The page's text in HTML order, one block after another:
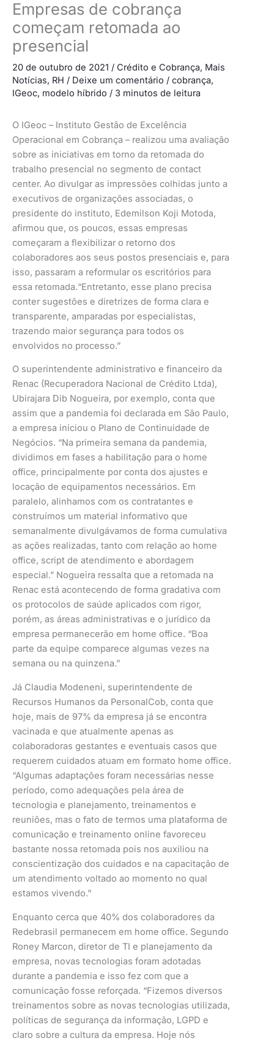
Empresas de cobrança
começam retomada ao
presencial
20 de outubro de 2021 / Crédito e Cobrança, Mais
Notícias, RH / Deixe um comentário / cobrança,
IGeoc, modelo híbrido / 3 minutos de leitura
O IGeoc – Instituto Gestão de Excelência
Operacional em Cobrança – realizou uma avaliação
sobre as iniciativas em torno da retomada do
trabalho presencial no segmento de contact
center. Ao divulgar as impressões colhidas junto a
executivos de organizações associadas, o
presidente do instituto, Edemilson Koji Motoda,
afirmou que, os poucos, essas empresas
começaram a flexibilizar o retorno dos
colaboradores aos seus postos presenciais e, para
isso, passaram a reformular os escritórios para
essa retomada.“Entretanto, esse plano precisa
conter sugestões e diretrizes de forma clara e
transparente, amparadas por especialistas,
trazendo maior segurança para todos os
envolvidos no processo.”
O superintendente administrativo e financeiro da
Renac (Recuperadora Nacional de Crédito Ltda),
Ubirajara Dib Nogueira, por exemplo, conta que
assim que a pandemia foi declarada em São Paulo,
a empresa iniciou o Plano de Continuidade de
Negócios. “Na primeira semana da pandemia,
dividimos em fases a habilitação para o home
office, principalmente por conta dos ajustes e
locação de equipamentos necessários. Em
paralelo, alinhamos com os contratantes e
construímos um material informativo que
semanalmente divulgávamos de forma cumulativa
as ações realizadas, tanto com relação ao home
office, script de atendimento e abordagem
especial.” Nogueira ressalta que a retomada na
Renac está acontecendo de forma gradativa com
os protocolos de saúde aplicados com rigor,
porém, as áreas administrativas e o jurídico da
empresa permanecerão em home office. “Boa
parte da equipe comparece algumas vezes na
semana ou na quinzena.”
Já Claudia Modeneni, superintendente de
Recursos Humanos da PersonalCob, conta que
hoje, mais de 97% da empresa já se encontra
vacinada e que atualmente apenas as
colaboradoras gestantes e eventuais casos que
requerem cuidados atuam em formato home office.
“Algumas adaptações foram necessárias nesse
período, como adequações pela área de
tecnologia e planejamento, treinamentos e
reuniões, mas o fato de termos uma plataforma de
comunicação e treinamento online favoreceu
bastante nossa retomada pois nos auxiliou na
conscientização dos cuidados e na capacitação de
um atendimento voltado ao momento no qual
estamos vivendo.”
Enquanto cerca que 40% dos colaboradores da
Redebrasil permanecem em home office. Segundo
Roney Marcon, diretor de TI e planejamento da
empresa, novas tecnologias foram adotadas
durante a pandemia e isso fez com que a
comunicação fosse reforçada. “Fizemos diversos
treinamentos sobre as novas tecnologias utilizada,
políticas de segurança da informação, LGPD e
claro sobre a cultura da empresa. Hoje nós